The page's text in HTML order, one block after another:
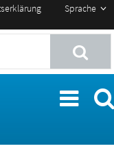
Sprache